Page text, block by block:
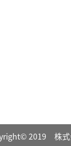
2019 株式